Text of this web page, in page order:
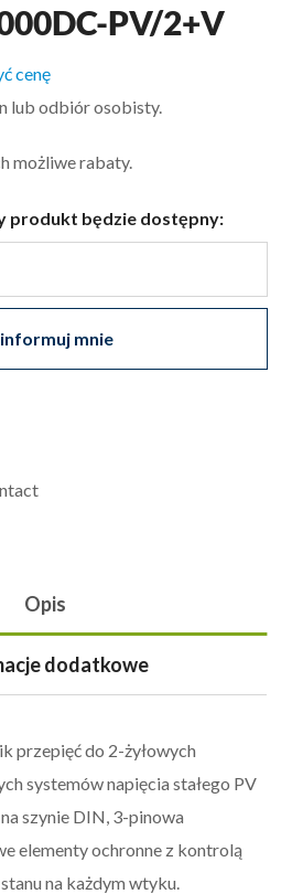
PV/2+V
cenę
lub odbiór osobisty.
możliwe rabaty.
produkt będzie dostępny:
mnie
Opis
dodatkowe
przepięć do 2-żyłowych
systemów napięcia stałego PV
szynie DIN, 3-pinowa
elementy ochronne z kontrolą
na każdym wtyku.